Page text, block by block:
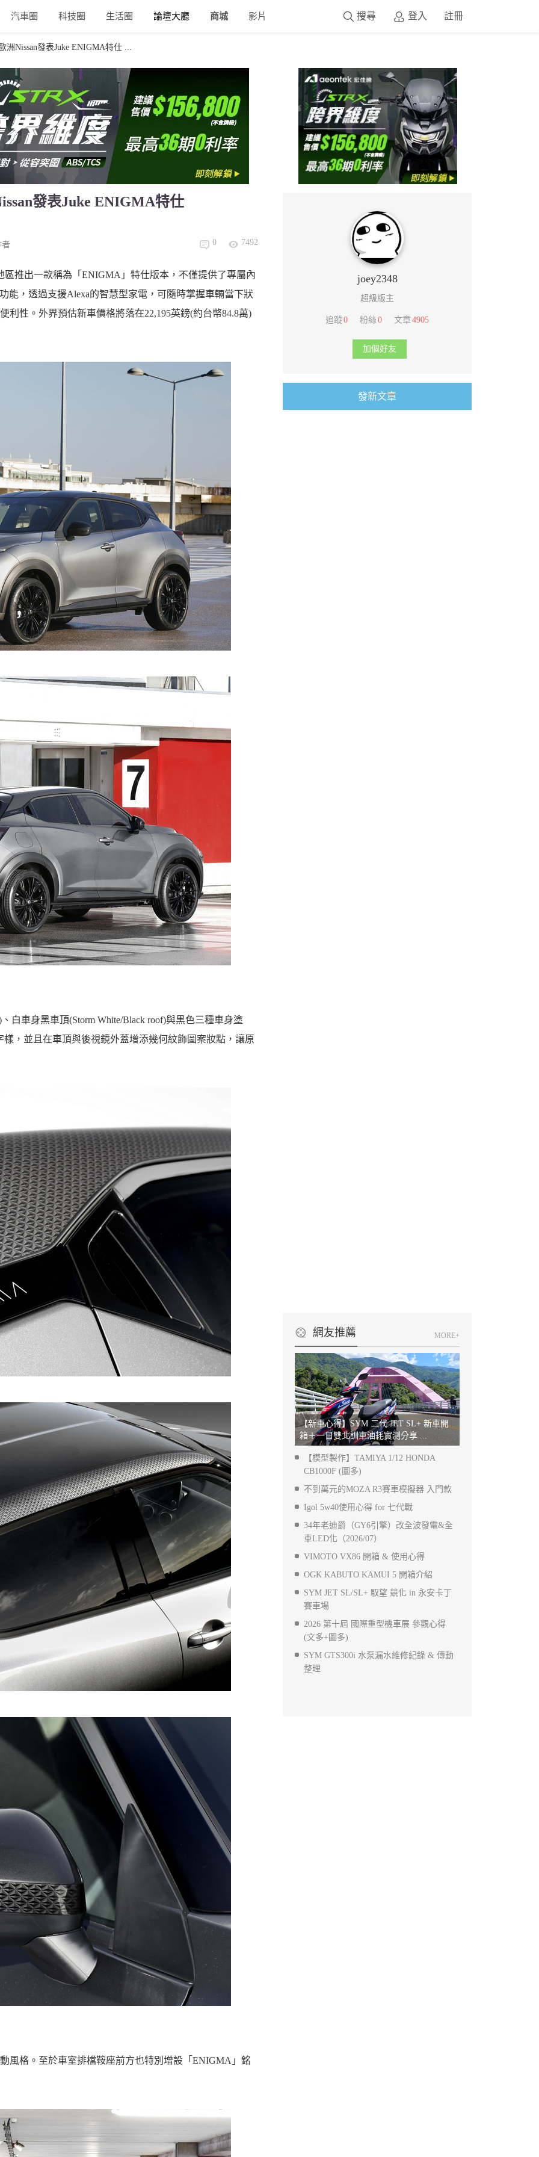
汽車圈 科技圈 生活圈 論壇大廳 商城 影片 登入 註冊
搜尋
洲Nissan發表Juke ENIGMA特仕 ...
發表Juke ENIGMA特仕
者 0 7492
區推出一款稱為「ENIGMA」特仕版本，不僅提供了專屬內
能，透過支援Alexa的智慧型家電，可隨時掌握車輛當下狀
利性。外界預估新車價格將落在22,195英鎊(約台幣84.8萬)
白車身黑車頂(Storm White/Black roof)與黑色三種車身塗
，並且在車頂與後視鏡外蓋增添幾何紋飾圖案妝點，讓原
風格。至於車室排檔鞍座前方也特別增設「ENIGMA」銘
joey2348
超級版主
追蹤0 粉絲 0 文章4905
加個好友
發新文章
網友推薦 MORE+
【新車心得】SYM 二代 JET SL+ 新車開
箱＋一日雙北訓車油耗實測分享 ...
【模型製作】TAMIYA 1/12 HONDA
CB1000F (圖多)
不到萬元的MOZA R3賽車模擬器 入門款
Igol 5w40使用心得 for 七代戰
34年老迪爵（GY6引擎）改全波發電&全
車LED化（2026/07）
VIMOTO VX86 開箱 & 使用心得
OGK KABUTO KAMUI 5 開箱介紹
SYM JET SL/SL+ 馭望 競化 in 永安卡丁
賽車場
2026 第十屆 國際重型機車展 參觀心得
(文多+圖多)
SYM GTS300i 水泵漏水維修紀錄 & 傳動
整理